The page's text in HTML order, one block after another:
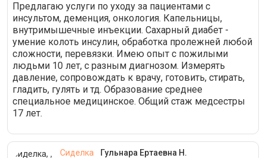
Предлагаю услуги по уходу за пациентами с
инсультом, деменция, онкология. Капельницы,
внутримышечные инъекции. Сахарный диабет -
умение колоть инсулин, обработка пролежней любой
сложности, перевязки. Имею опыт с пожилыми
людьми 10 лет, с разным диагнозом. Измерять
давление, сопровождать к врачу, готовить, стирать,
гладить, гулять и тд. Образование среднее
специальное медицинское. Общий стаж медсестры
17 лет.
Сиделка
Гульнара Ертаевна Н.